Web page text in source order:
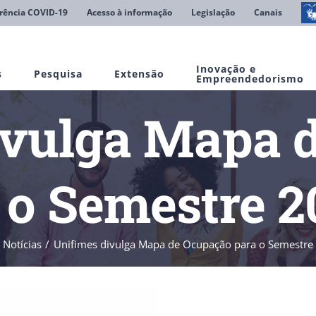
COVID-19 Acesso à informação Legislação Canais
Pesquisa Extensão Inovação e
Empreendedorismo
Mapa
Semestre
Notícias Unifimes divulga Mapa de Ocupação para o